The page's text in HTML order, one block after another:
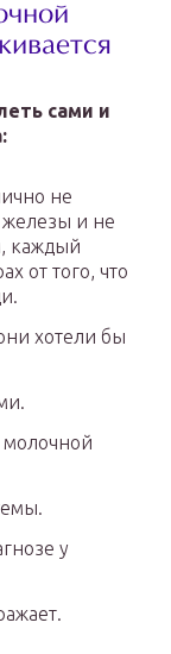
сами и
не
железы и не
каждый
от того, что
хотели бы
молочной
у